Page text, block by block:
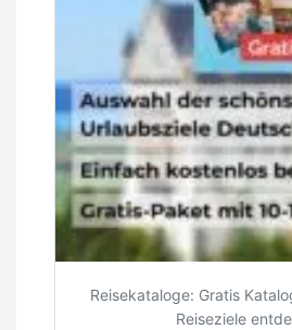
Reisekataloge: Gratis
Reiseziele